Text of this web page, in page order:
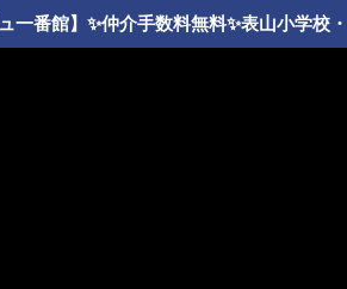
一番館】✨️仲介手数料無料✨️表山小学校